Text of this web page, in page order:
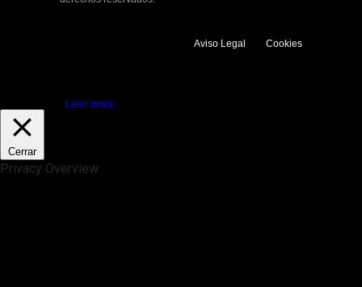
Aviso Legal Cookies
Leer más
Cerrar
Privacy Overview